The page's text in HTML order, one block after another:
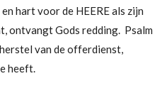
hart voor de HEERE als zijn
ontvangt Gods redding. Psalm
van de offerdienst,
heeft.